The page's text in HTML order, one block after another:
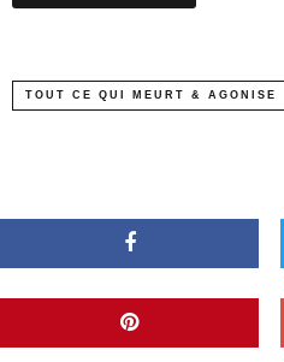
TOUT CE QUI MEURT & AGONISE